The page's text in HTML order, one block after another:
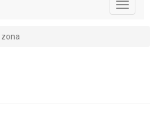
T
o
zona